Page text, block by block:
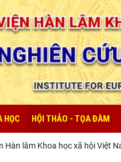
HỌC HỘI THẢO - TỌA ĐÀM
lâm Khoa học xã hội Việt